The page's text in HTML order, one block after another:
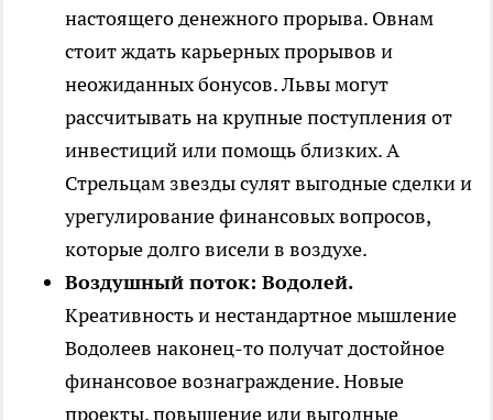
настоящего денежного прорыва. Овнам
стоит ждать карьерных прорывов и
неожиданных бонусов. Львы могут
рассчитывать на крупные поступления от
инвестиций или помощь близких. А
Стрельцам звезды сулят выгодные сделки и
урегулирование финансовых вопросов,
которые долго висели в воздухе.
Воздушный поток: Водолей.
Креативность и нестандартное мышление
Водолеев наконец-то получат достойное
финансовое вознаграждение. Новые
проекты, повышение или выгодные